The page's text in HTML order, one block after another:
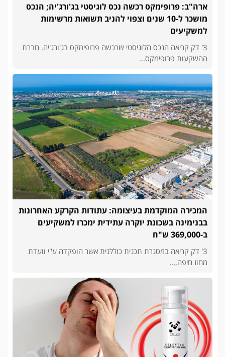
ארה"ב: פרופימקס רכשה נכס לוגיסטי בג'ורג'יה; הנכס
מושכר ל-10 שנים וצפוי להניב תשואות מרשימות
למשקיעים
3' דק קריאה הנכס הלוגיסטי שרכשה פרופימקס בג'ורג'יה. חברת
ההשקעות פרופימקס...
המכירה המוקדמת בעיצומה: עתודות הקרקע האחרונות
בבנימינה בשכונת יוקרה עתידית ימכרו למשקיעים
ב-369,000 ש"ח
3' דק קריאה במסגרת תכנית כוללנית אשר הופקדה ע"י וועדת
מחוז חיפה,...